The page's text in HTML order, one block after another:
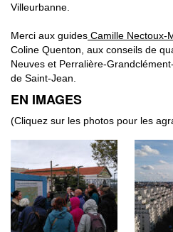
Villeurbanne.
Merci aux guides Camille Nectoux-
Coline Quenton, aux conseils de
Neuves et Perralière-
de Saint-Jean.
EN IMAGES
(Cliquez sur les photos pour les